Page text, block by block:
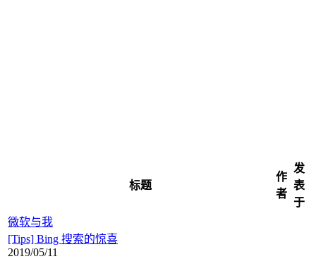
标题
作
者
发
表
于
微软与我
[Tips] Bing 搜索的惊喜
2019/05/11